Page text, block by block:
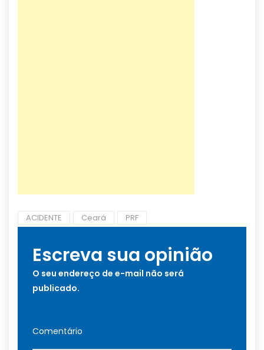
ACIDENTE Ceará PRF
Escreva sua opinião
O seu endereço de e-mail não será
publicado.
Comentário